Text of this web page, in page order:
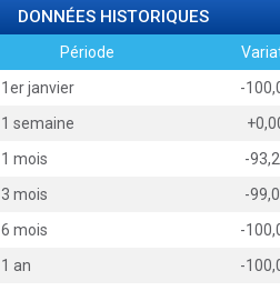
DONNÉES HISTORIQUES
Période
1er janvier
-
1 semaine
1 mois
-
3 mois
-
6 mois
-
1 an
-